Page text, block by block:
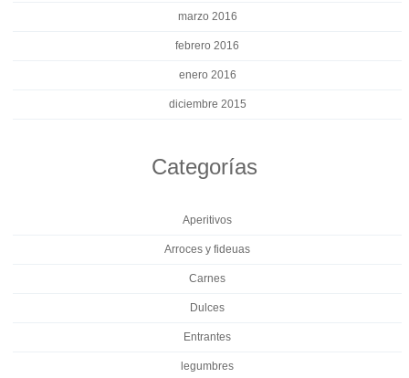
marzo 2016
febrero 2016
enero 2016
diciembre 2015
Categorías
Aperitivos
Arroces y fideuas
Carnes
Dulces
Entrantes
legumbres